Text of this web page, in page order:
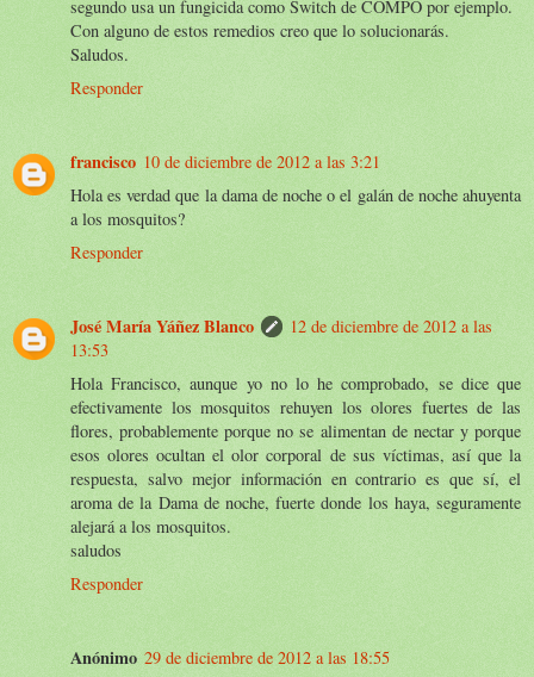
segundo usa un fungicida como Switch de COMPO por ejemplo.
Con alguno de estos remedios creo que lo solucionarás.
Saludos.
Responder
francisco 10 de diciembre de 2012 a las 3:21
Hola es verdad que la dama de noche o el galán de noche ahuyenta
a los mosquitos?
Responder
José María Yáñez Blanco
12 de diciembre de 2012 a las
13:53
Hola Francisco, aunque yo no lo he comprobado, se dice que
efectivamente los mosquitos rehuyen los olores fuertes de las
flores, probablemente porque no se alimentan de nectar y porque
esos olores ocultan el olor corporal de sus víctimas, así que la
respuesta, salvo mejor información en contrario es que sí, el
aroma de la Dama de noche, fuerte donde los haya, seguramente
alejará a los mosquitos.
saludos
Responder
Anónimo 29 de diciembre de 2012 a las 18:55